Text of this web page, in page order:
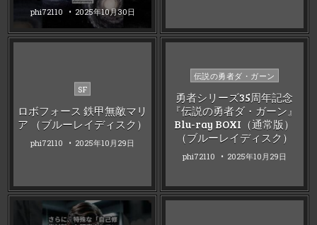
phi72110 2025年10月30日
Posted
SF
ロボフォース 鉄甲無敵マリ
ア （ブルーレイディスク）
phi72110 2025年10月29日
Posted
伝説の勇者ダ・ガーン
勇者シリーズ35周年記念
『伝説の勇者ダ・ガーン』
Blu-ray BOXI（通常版）
（ブルーレイディスク）
phi72110 2025年10月29日